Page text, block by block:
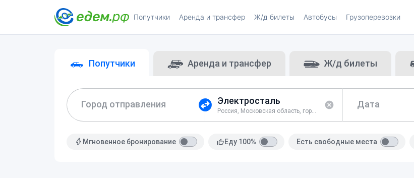
Попутчики Аренда и трансфер Ж/д билеты Автобусы Грузоперевозки
Попутчики Аренда и трансфер Ж/д билеты
Город отправления
Россия, Московская область, город Электросталь
Дата
Мгновенное бронирование Еду 100% Есть свободные места